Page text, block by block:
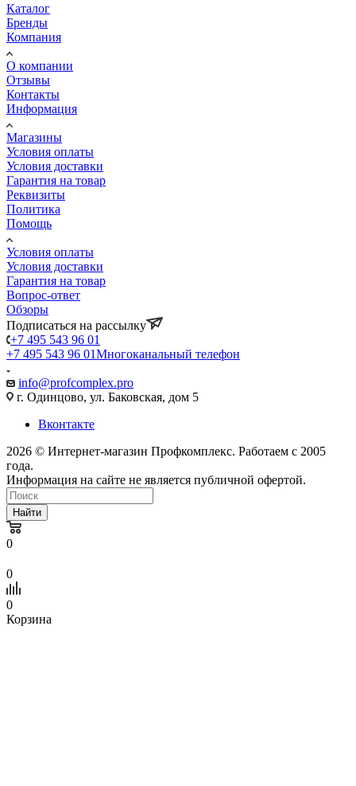
Каталог
Бренды
Компания
О компании
Отзывы
Контакты
Информация
Магазины
Условия оплаты
Условия доставки
Гарантия на товар
Реквизиты
Политика
Помощь
Условия оплаты
Условия доставки
Гарантия на товар
Вопрос-ответ
Обзоры
Подписаться на рассылку
+7 495 543 96 01
+7 495 543 96 01Многоканальный телефон
info@profcomplex.pro
г. Одинцово, ул. Баковская, дом 5
Вконтакте
2026 © Интернет-магазин Профкомплекс. Работаем с 2005
года.
Информация на сайте не является публичной офертой.
Найти
0
0
0
Корзина